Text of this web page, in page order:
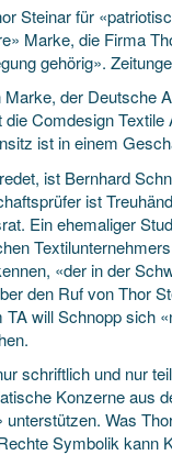
Steinar für
Marke, die Firma
gehörig».
der Deutsche
Comdesign
ist in einem
ist Bernhard
ist
Ein ehemaliger
«der in der
den Ruf von Thor
will Schnopp sich
schriftlich und nur
Konzerne aus
Was
Symbolik kann